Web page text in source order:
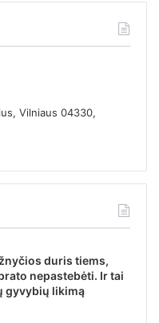
Vilniaus 04330,
duris tiems,
nepastebėti. Ir tai
gyvybių likimą